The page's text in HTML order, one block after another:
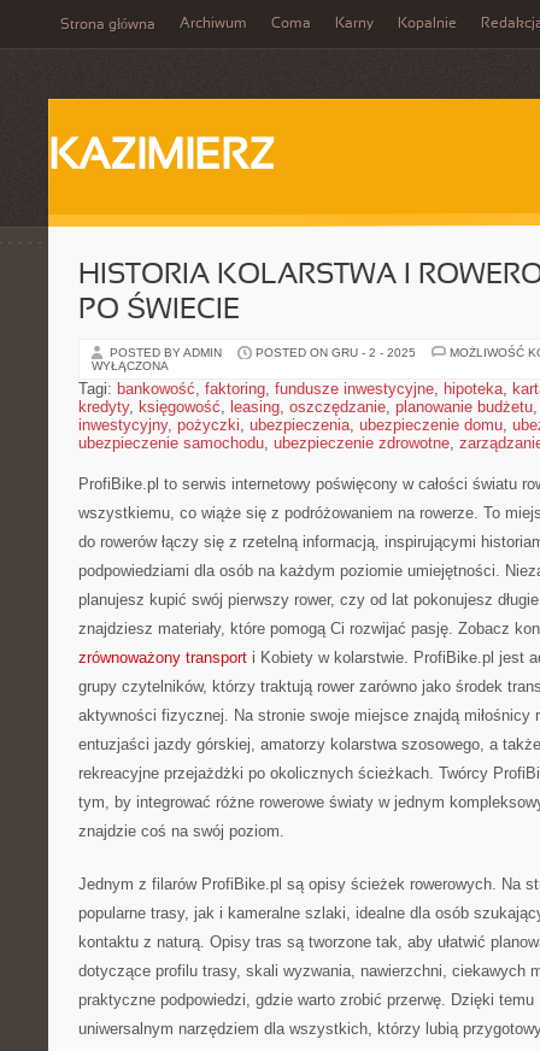
Strona główna Archiwum Coma Karny Kopalnie
KAZIMIERZ
HISTORIA KOLARSTWA I
PO ŚWIECIE
POSTED BY ADMIN POSTED ON GRU - 2 - 2025
MOŻLIWOŚĆ
WYŁĄCZONA
Tagi: bankowość, faktoring, fundusze inwestycyjne, hipoteka,
kredyty, księgowość, leasing, oszczędzanie, planowanie budżetu
inwestycyjny, pożyczki, ubezpieczenia, ubezpieczenie domu,
ubezpieczenie samochodu, ubezpieczenie zdrowotne,
ProfiBike.pl to serwis internetowy poświęcony w całości światu
wszystkiemu, co wiąże się z podróżowaniem na rowerze. To
do rowerów łączy się z rzetelną informacją, inspirującymi
podpowiedziami dla osób na każdym poziomie umiejętności.
planujesz kupić swój pierwszy rower, czy od lat pokonujesz
znajdziesz materiały, które pomogą Ci rozwijać pasję. Zobacz
zrównoważony transport i Kobiety w kolarstwie. ProfiBike.pl jest
grupy czytelników, którzy traktują rower zarówno jako środek
aktywności fizycznej. Na stronie swoje miejsce znajdą miłośnicy
entuzjaści jazdy górskiej, amatorzy kolarstwa szosowego, a
rekreacyjne przejażdżki po okolicznych ścieżkach. Twórcy
tym, by integrować różne rowerowe światy w jednym
znajdzie coś na swój poziom.
Jednym z filarów ProfiBike.pl są opisy ścieżek rowerowych. Na
popularne trasy, jak i kameralne szlaki, idealne dla osób
kontaktu z naturą. Opisy tras są tworzone tak, aby ułatwić
dotyczące profilu trasy, skali wyzwania, nawierzchni, ciekawych
praktyczne podpowiedzi, gdzie warto zrobić przerwę. Dzięki
uniwersalnym narzędziem dla wszystkich, którzy lubią